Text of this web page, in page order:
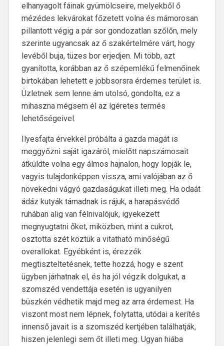
elhanyagolt fáinak gyümölcseire, melyekből ő
mézédes lekvárokat főzetett volna és mámorosan
pillantott végig a pár sor gondozatlan szőlőn, mely
szerinte ugyancsak az ő szakértelmére várt, hogy
levéből buja, tüzes bor erjedjen. Mi több, azt
gyanította, korábban az ő szépemlékű felmenőinek
birtokában lehetett e jobbsorsra érdemes terület is.
Üzletnek sem lenne ám utolsó, gondolta, ez a
mihaszna mégsem él az ígéretes termés
lehetőségeivel.
Ilyesfajta érvekkel próbálta a gazda magát is
meggyőzni saját igazáról, mielőtt napszámosait
átküldte volna egy álmos hajnalon, hogy lopják le,
vagyis tulajdonképpen vissza, ami valójában az ő
növekedni vágyó gazdaságukat illeti meg. Ha odaát
ádáz kutyák támadnak is rájuk, a harapásvédő
ruhában alig van félnivalójuk, igyekezett
megnyugtatni őket, miközben, mint a cukrot,
osztotta szét köztük a vitatható minőségű
overallokat. Egyébként is, érezzék
megtiszteltetésnek, tette hozzá, hogy e szent
ügyben járhatnak el, és ha jól végzik dolgukat, a
szomszéd vendettája esetén is ugyanilyen
büszkén védhetik majd meg az arra érdemest. Ha
viszont most nem lépnek, folytatta, utódai a kerítés
innenső javait is a szomszéd kertjében találhatják,
hiszen jelenlegi sem őt illeti meg. Ugyan hiába